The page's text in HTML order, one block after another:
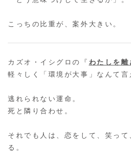
こっちの比重が、案外大きい。
カズオ・イシグロの『 わたしを離
軽々しく「環境が大事」なんて言
逃れられない運命。
死と隣り合わせ。
それでも人は、恋をして、笑って
る。